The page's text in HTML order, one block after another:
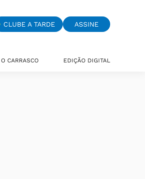
CLUBE A TARDE ASSINE
O CARRASCO EDIÇÃO DIGITAL